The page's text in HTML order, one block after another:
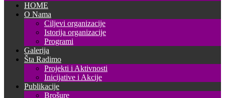
HOME
O Nama
Ciljevi organizacije
Istorija organizacije
Programi
Galerija
Šta Radimo
Projekti i Aktivnosti
Inicijative i Akcije
Publikacije
Brošure